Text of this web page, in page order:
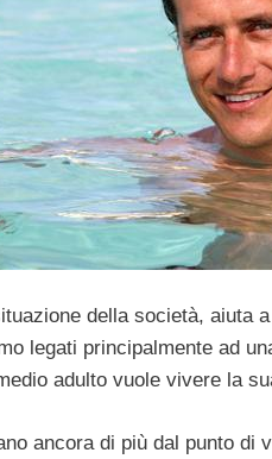
della società, aiuta
legati principalmente ad
adulto vuole vivere la
ancora di più dal punto di